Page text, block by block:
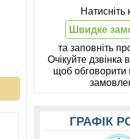
Натисніть
Швидке
та заповніть
Очікуйте дзвінка
щоб обговорити
ГРАФІК